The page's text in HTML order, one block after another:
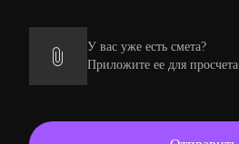
У вас уже есть смета?
Приложите ее для просчета